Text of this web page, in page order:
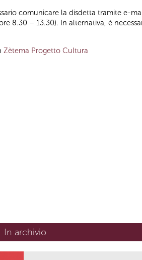
comunicare la disdetta tramite e-
8.30 – 13.30). In alternativa, è
Zètema Progetto Cultura
In archivio